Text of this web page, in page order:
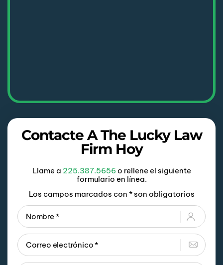
Contacte A The Lucky Law
Firm Hoy
Llame a 225.387.5656 o rellene el siguiente
formulario en línea.
Los campos marcados con * son obligatorios